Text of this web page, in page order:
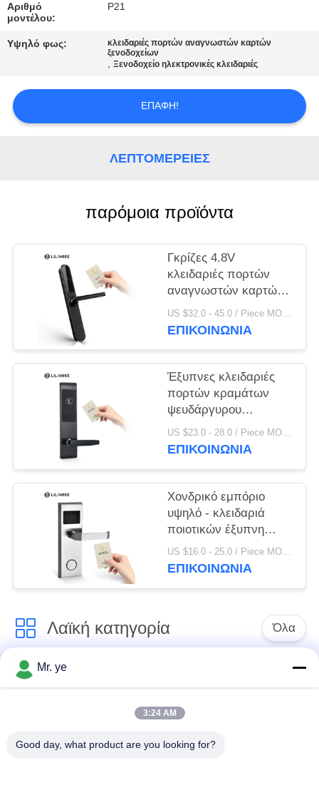
ΕΙΔΉΣΕΙΣ
NEWS
SITEMAP
Αριθμό
μοντέλου:
P21
Υψηλό φως:
κλειδαριές πορτών αναγνωστών καρτών
ξενοδοχείων
,Ξενοδοχείο ηλεκτρονικές κλειδαριές
ΕΠΑΦΉ!
ΛΕΠΤΟΜΈΡΕΙΕΣ
παρόμοια προϊόντα
Γκρίζες 4.8V
κλειδαριές πορτών
αναγνωστών καρτών
ξενοδοχείων της FCC US $32.0 - 45.0 / Piece MOQ:PC 1
ΕΠΙΚΟΙΝΩΝΊΑ
Έξυπνες κλειδαριές
πορτών κραμάτων
ψευδάργυρου
ξενοδοχείων εισόδων
Keyless καρτών
US $23.0 - 28.0 / Piece MOQ:1 η/υ
ΕΠΙΚΟΙΝΩΝΊΑ
Χονδρικό εμπόριο
υψηλό - κλειδαριά
ποιοτικών έξυπνη
ψηφιακή ηλεκτρονική
RFID ξενοδοχείων με
US $16.0 - 25.0 / Piece MOQ:1
ΕΠΙΚΟΙΝΩΝΊΑ
Λαϊκή κατηγορία Όλα
Ηλεκτρονικές
αποτυπωμάτων
κλείδωμα θυρών
Κλειδαριά πορτών
Mr. ye
3:24 AM
Good day, what product are you looking for?